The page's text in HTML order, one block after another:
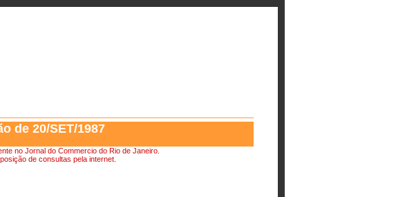
de 20/SET/1987
no Jornal do Commercio do Rio de Janeiro.
de consultas pela internet.